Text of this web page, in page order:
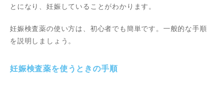
とになり、妊娠していることがわかります。
妊娠検査薬の使い方は、初心者でも簡単です。一般的な手順
を説明しましょう。
妊娠検査薬を使うときの手順